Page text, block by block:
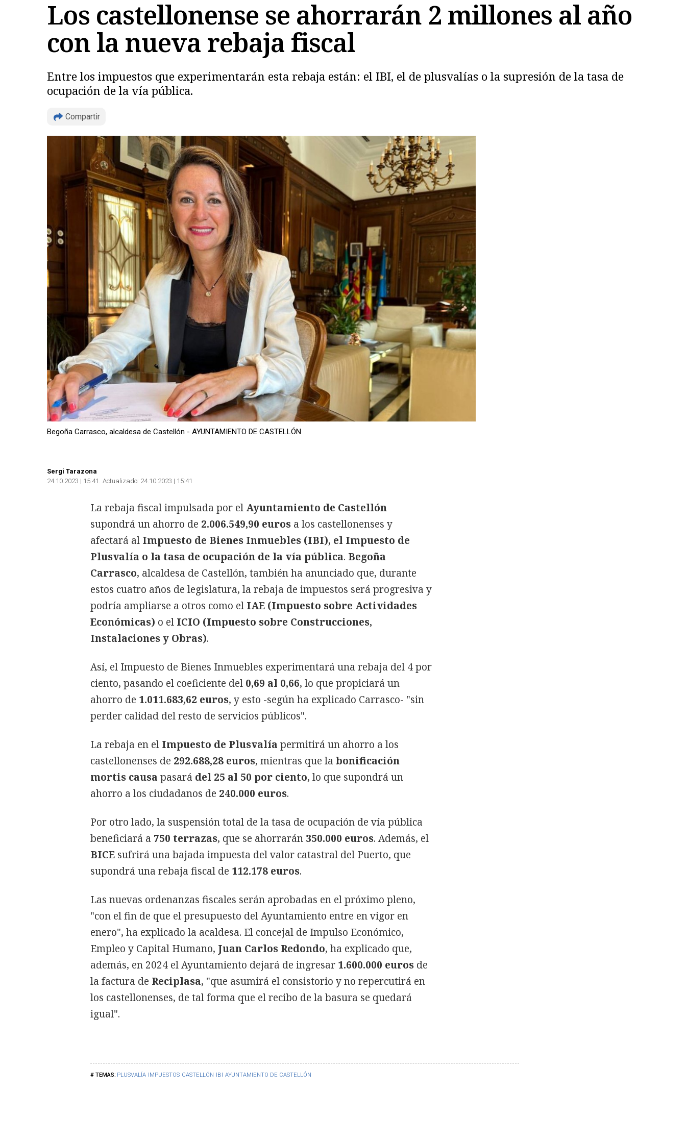
Los castellonense se ahorrarán 2 millones al año
con la nueva rebaja fiscal
Entre los impuestos que experimentarán esta rebaja están: el IBI, el de plusvalías o la supresión de la tasa de
ocupación de la vía pública.
Compartir
Copiar
Begoña Carrasco, alcaldesa de Castellón - AYUNTAMIENTO DE CASTELLÓN
Sergi Tarazona
24.10.2023 | 15:41 Actualizado: 24.10.2023 | 15:41
PLUSVALÍA IMPUESTOS CASTELLÓN IBI AYUNTAMIENTO DE CASTELLÓN
La rebaja fiscal impulsada por el Ayuntamiento de Castellón
supondrá un ahorro de 2.006.549,90 euros a los castellonenses y
afectará al Impuesto de Bienes Inmuebles (IBI), el Impuesto de
Plusvalía o la tasa de ocupación de la vía pública. Begoña
Carrasco, alcaldesa de Castellón, también ha anunciado que, durante
estos cuatro años de legislatura, la rebaja de impuestos será progresiva y
podría ampliarse a otros como el IAE (Impuesto sobre Actividades
Económicas) o el ICIO (Impuesto sobre Construcciones,
Instalaciones y Obras).
Así, el Impuesto de Bienes Inmuebles experimentará una rebaja del 4 por
ciento, pasando el coeficiente del 0,69 al 0,66, lo que propiciará un
ahorro de 1.011.683,62 euros, y esto -según ha explicado Carrasco- "sin
perder calidad del resto de servicios públicos".
La rebaja en el Impuesto de Plusvalía permitirá un ahorro a los
castellonenses de 292.688,28 euros, mientras que la bonificación
mortis causa pasará del 25 al 50 por ciento, lo que supondrá un
ahorro a los ciudadanos de 240.000 euros.
Por otro lado, la suspensión total de la tasa de ocupación de vía pública
beneficiará a 750 terrazas, que se ahorrarán 350.000 euros. Además, el
BICE sufrirá una bajada impuesta del valor catastral del Puerto, que
supondrá una rebaja fiscal de 112.178 euros.
Las nuevas ordenanzas fiscales serán aprobadas en el próximo pleno,
"con el fin de que el presupuesto del Ayuntamiento entre en vigor en
enero", ha explicado la acaldesa. El concejal de Impulso Económico,
Empleo y Capital Humano, Juan Carlos Redondo, ha explicado que,
además, en 2024 el Ayuntamiento dejará de ingresar 1.600.000 euros de
la factura de Reciplasa, "que asumirá el consistorio y no repercutirá en
los castellonenses, de tal forma que el recibo de la basura se quedará
igual".